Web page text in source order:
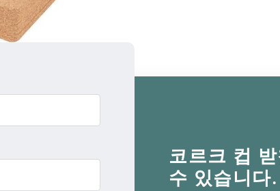
코르크 컵
수 있습니다.